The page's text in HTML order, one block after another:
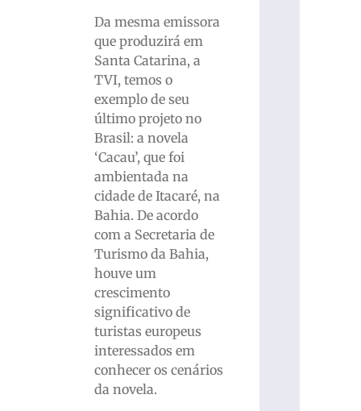
Da mesma emissora
que produzirá em
Santa Catarina, a
TVI, temos o
exemplo de seu
último projeto no
Brasil: a novela
‘Cacau’, que foi
ambientada na
cidade de Itacaré, na
Bahia. De acordo
com a Secretaria de
Turismo da Bahia,
houve um
crescimento
significativo de
turistas europeus
interessados em
conhecer os cenários
da novela.